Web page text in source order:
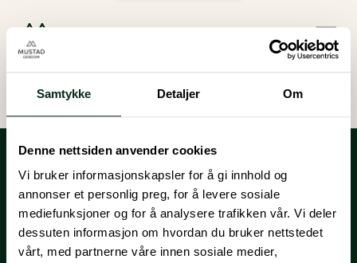
Samtykke Detaljer Om
Denne nettsiden anvender cookies
Vi bruker informasjonskapsler for å gi innhold og
annonser et personlig preg, for å levere sosiale
mediefunksjoner og for å analysere trafikken vår. Vi deler
dessuten informasjon om hvordan du bruker nettstedet
vårt, med partnerne våre innen sosiale medier,